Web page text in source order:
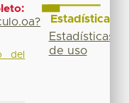
del
Estadísticas
Estadísticas
de uso